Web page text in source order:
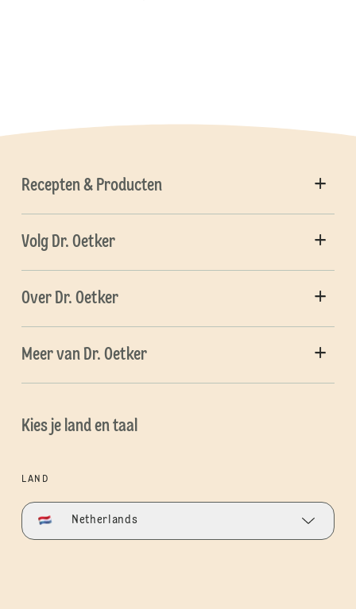
Recepten & Producten
Volg Dr. Oetker
Over Dr. Oetker
Meer van Dr. Oetker
Kies je land en taal
LAND
Netherlands